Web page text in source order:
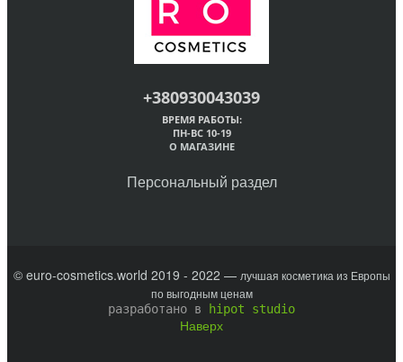
+380930043039
ВРЕМЯ РАБОТЫ:
ПН-ВС 10-19
О МАГАЗИНЕ
Персональный раздел
© euro-cosmetics.world 2019 - 2022 — лучшая косметика из Европы
по выгодным ценам
разработано в
hipot studio
Наверх